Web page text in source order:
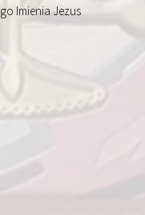
Imienia Jezus